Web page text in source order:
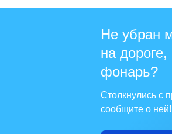
Не убран
на дороге,
фонарь?
Столкнулись с
сообщите о ней!